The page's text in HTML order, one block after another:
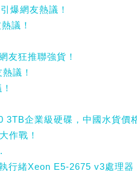
爆網友熱議！
議！
友狂推聯強貨！
議！
企業級硬碟，中國水貨價
作戰！
行緒Xeon E5-2675 v3處理器